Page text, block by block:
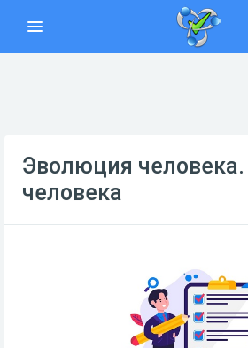
Эволюция
человека